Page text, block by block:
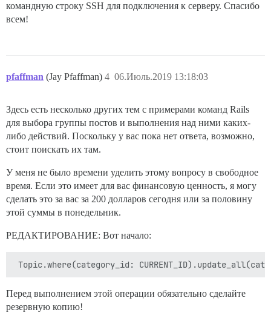
командную строку SSH для подключения к серверу. Спасибо
всем!
pfaffman (Jay Pfaffman) 06.Июль.2019 13:18:03
4
Здесь есть несколько других тем с примерами команд Rails
для выбора группы постов и выполнения над ними каких-
либо действий. Поскольку у вас пока нет ответа, возможно,
стоит поискать их там.
У меня не было времени уделить этому вопросу в свободное
время. Если это имеет для вас финансовую ценность, я могу
сделать это за вас за 200 долларов сегодня или за половину
этой суммы в понедельник.
РЕДАКТИРОВАНИЕ: Вот начало:
Перед выполнением этой операции обязательно сделайте
резервную копию!